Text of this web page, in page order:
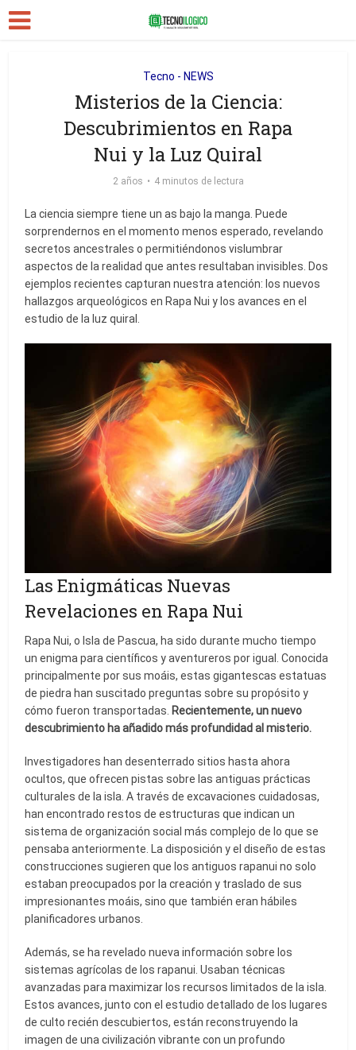
Tecno - NEWS
Misterios de la Ciencia:
Descubrimientos en Rapa
Nui y la Luz Quiral
2 años 4 minutos de lectura
La ciencia siempre tiene un as bajo la manga. Puede
sorprendernos en el momento menos esperado, revelando
secretos ancestrales o permitiéndonos vislumbrar
aspectos de la realidad que antes resultaban invisibles. Dos
ejemplos recientes capturan nuestra atención: los nuevos
hallazgos arqueológicos en Rapa Nui y los avances en el
estudio de la luz quiral.
Las Enigmáticas Nuevas
Revelaciones en Rapa Nui
Rapa Nui, o Isla de Pascua, ha sido durante mucho tiempo
un enigma para científicos y aventureros por igual. Conocida
principalmente por sus moáis, estas gigantescas estatuas
de piedra han suscitado preguntas sobre su propósito y
cómo fueron transportadas. Recientemente, un nuevo
descubrimiento ha añadido más profundidad al misterio.
Investigadores han desenterrado sitios hasta ahora
ocultos, que ofrecen pistas sobre las antiguas prácticas
culturales de la isla. A través de excavaciones cuidadosas,
han encontrado restos de estructuras que indican un
sistema de organización social más complejo de lo que se
pensaba anteriormente. La disposición y el diseño de estas
construcciones sugieren que los antiguos rapanui no solo
estaban preocupados por la creación y traslado de sus
impresionantes moáis, sino que también eran hábiles
planificadores urbanos.
Además, se ha revelado nueva información sobre los
sistemas agrícolas de los rapanui. Usaban técnicas
avanzadas para maximizar los recursos limitados de la isla.
Estos avances, junto con el estudio detallado de los lugares
de culto recién descubiertos, están reconstruyendo la
imagen de una civilización vibrante con un profundo